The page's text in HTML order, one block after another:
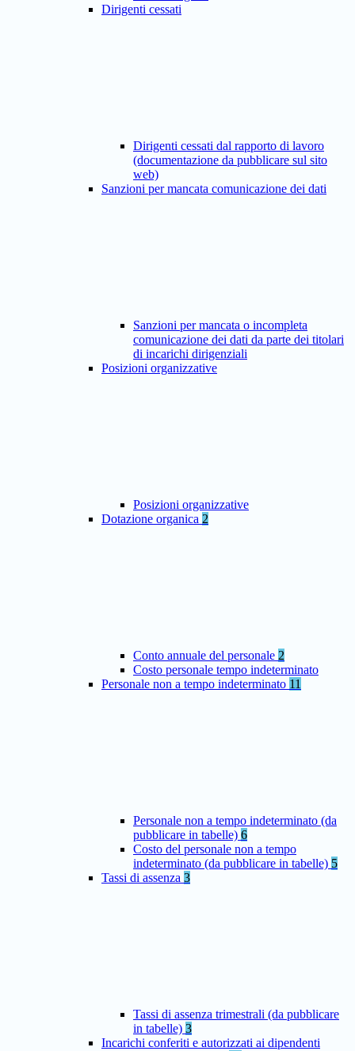
Dirigenti cessati
Dirigenti cessati dal rapporto di lavoro
(documentazione da pubblicare sul sito
web)
Sanzioni per mancata comunicazione dei dati
Sanzioni per mancata o incompleta
comunicazione dei dati da parte dei titolari
di incarichi dirigenziali
Posizioni organizzative
Posizioni organizzative
Dotazione organica 2
Conto annuale del personale 2
Costo personale tempo indeterminato
Personale non a tempo indeterminato 11
Personale non a tempo indeterminato (da
pubblicare in tabelle) 6
Costo del personale non a tempo
indeterminato (da pubblicare in tabelle) 5
Tassi di assenza 3
Tassi di assenza trimestrali (da pubblicare
in tabelle) 3
Incarichi conferiti e autorizzati ai dipendenti